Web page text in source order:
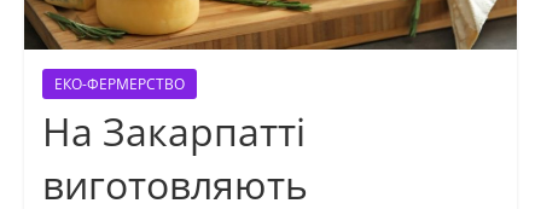
ЕКО-ФЕРМЕРСТВО
На Закарпатті
виготовляють